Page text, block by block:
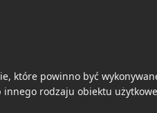
które powinno być
rodzaju obiektu